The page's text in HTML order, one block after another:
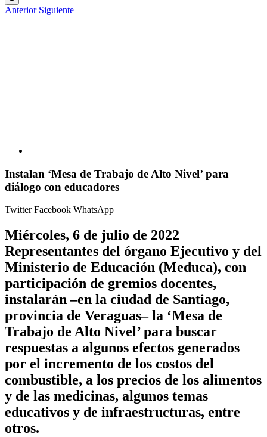
Anterior Siguiente
Instalan ‘Mesa de Trabajo de Alto Nivel’ para
diálogo con educadores
TwitterFacebook WhatsApp
Miércoles, 6 de julio de 2022
Representantes del órgano Ejecutivo y del
Ministerio de Educación (Meduca), con
participación de gremios docentes,
instalarán –en la ciudad de Santiago,
provincia de Veraguas– la ‘Mesa de
Trabajo de Alto Nivel’ para buscar
respuestas a algunos efectos generados
por el incremento de los costos del
combustible, a los precios de los alimentos
y de las medicinas, algunos temas
educativos y de infraestructuras, entre
otros.